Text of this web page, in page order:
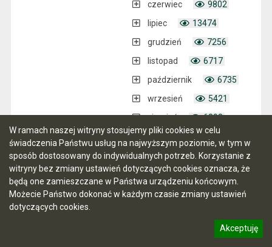
W ramach naszej witryny stosujemy pliki cookies w celu
świadczenia Państwu usług na najwyższym poziomie, w tym w
sposób dostosowany do indywidualnych potrzeb. Korzystanie z
witryny bez zmiany ustawień dotyczących cookies oznacza, że
będą one zamieszczane w Państwa urządzeniu końcowym.
Możecie Państwo dokonać w każdym czasie zmiany ustawień
dotyczących cookies.
Akceptuję
czerwiec
9802
lipiec
13474
grudzień
7256
listopad
6717
październik
6735
wrzesień
5421
sierpień
6898
2002 rok
2533
grudzień
6803
listopad
5191
Ciała doradcze
2033
Rada Miasta
6356